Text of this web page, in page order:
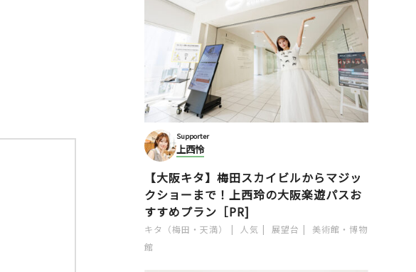
Supporter
上西怜
【大阪キタ】梅田スカイビルからマジッ
クショーまで！上西玲の大阪楽遊パスお
すすめプラン［PR]
キタ（梅田・天満） 人気 展望台
美術館・博物
館